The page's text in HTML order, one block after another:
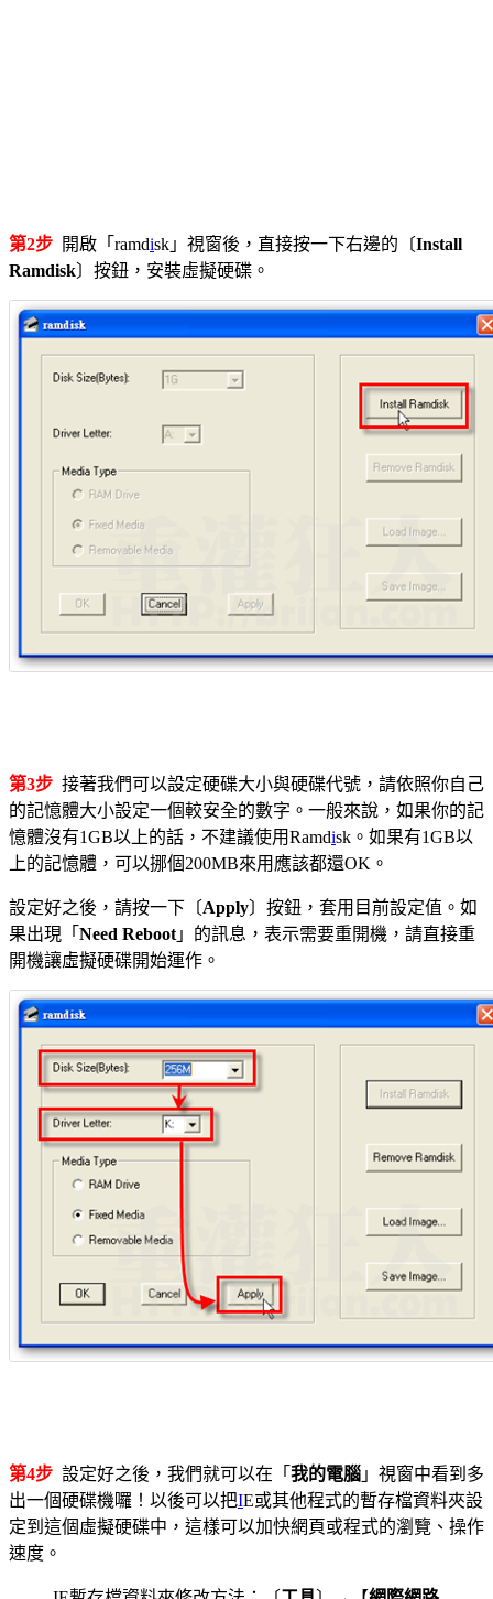
第2步 開啟「ramdisk」視窗後，直接按一下右邊的〔Install
Ramdisk〕按鈕，安裝虛擬硬碟。
第3步 接著我們可以設定硬碟大小與硬碟代號，請依照你自己
的記憶體大小設定一個較安全的數字。一般來說，如果你的記
憶體沒有1GB以上的話，不建議使用Ramdisk。如果有1GB以
上的記憶體，可以挪個200MB來用應該都還OK。
設定好之後，請按一下〔Apply〕按鈕，套用目前設定值。如
果出現「 Need Reboot 」的訊息，表示需要重開機，請直接重
開機讓虛擬硬碟開始運作。
第4步 設定好之後，我們就可以在「 我的電腦 」視窗中看到多
出一個硬碟機囉！以後可以把IE或其他程式的暫存檔資料夾設
定到這個虛擬硬碟中，這樣可以加快網頁或程式的瀏覽、操作
速度。